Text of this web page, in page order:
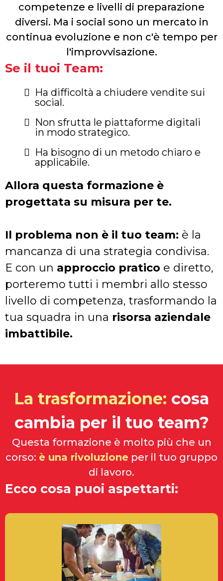
competenze e livelli di preparazione
diversi. Ma i social sono un mercato in
continua evoluzione e non c'è tempo per
l'improvvisazione.
Se il tuoi Team:
Ha difficoltà a chiudere vendite sui
social.
Non sfrutta le piattaforme digitali
in modo strategico.
Ha bisogno di un metodo chiaro e
applicabile.
Allora questa formazione è
progettata su misura per te.
Il problema non è il tuo team: è la
mancanza di una strategia condivisa.
E con un approccio pratico e diretto,
porteremo tutti i membri allo stesso
livello di competenza, trasformando la
tua squadra in una risorsa aziendale
imbattibile.
La trasformazione: cosa
cambia per il tuo team?
Questa formazione è molto più che un
corso: è una rivoluzione per il tuo gruppo
di lavoro.
Ecco cosa puoi aspettarti: